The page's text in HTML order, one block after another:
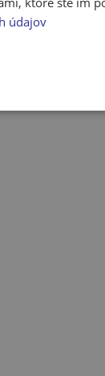
údajov